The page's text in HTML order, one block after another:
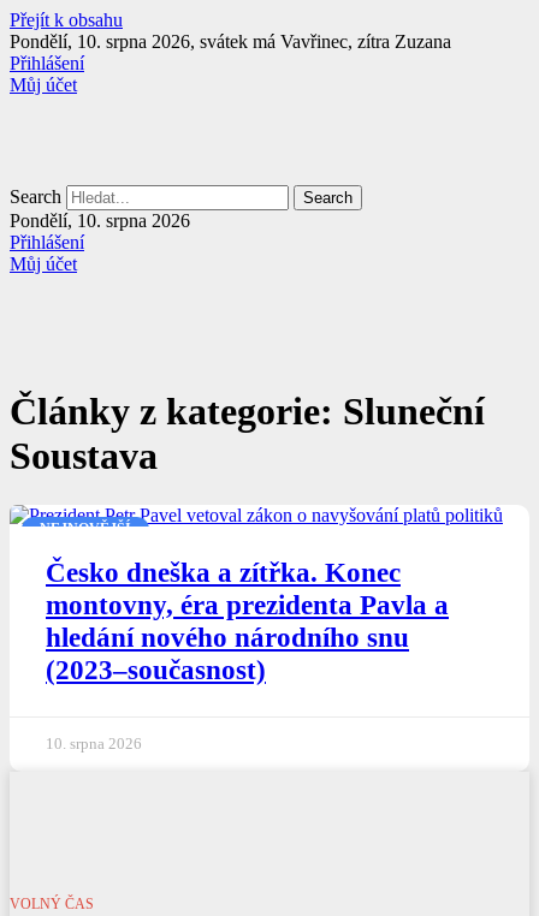
Přejít k obsahu
Pondělí, 10. srpna 2026, svátek má Vavřinec, zítra Zuzana
Přihlášení
Můj účet
Search Search
Pondělí, 10. srpna 2026
Přihlášení
Můj účet
Články z kategorie: Sluneční
Soustava
NEJNOVĚJŠÍ
Česko dneška a zítřka. Konec
montovny, éra prezidenta Pavla a
hledání nového národního snu
(2023–současnost)
10. srpna 2026
VOLNÝ ČAS